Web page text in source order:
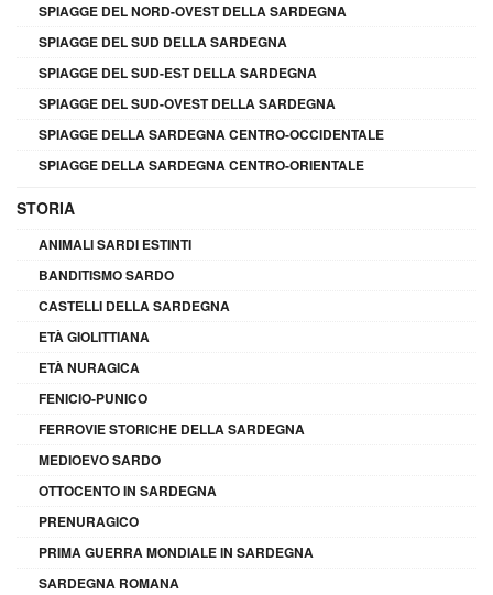
SPIAGGE DEL NORD-OVEST DELLA SARDEGNA
SPIAGGE DEL SUD DELLA SARDEGNA
SPIAGGE DEL SUD-EST DELLA SARDEGNA
SPIAGGE DEL SUD-OVEST DELLA SARDEGNA
SPIAGGE DELLA SARDEGNA CENTRO-OCCIDENTALE
SPIAGGE DELLA SARDEGNA CENTRO-ORIENTALE
STORIA
ANIMALI SARDI ESTINTI
BANDITISMO SARDO
CASTELLI DELLA SARDEGNA
ETÀ GIOLITTIANA
ETÀ NURAGICA
FENICIO-PUNICO
FERROVIE STORICHE DELLA SARDEGNA
MEDIOEVO SARDO
OTTOCENTO IN SARDEGNA
PRENURAGICO
PRIMA GUERRA MONDIALE IN SARDEGNA
SARDEGNA ROMANA